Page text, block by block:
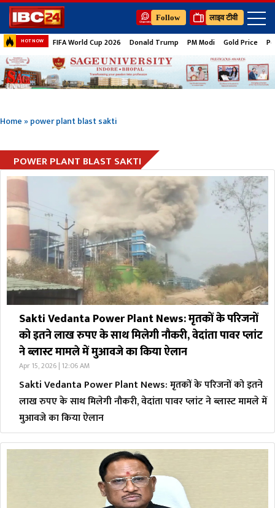
Follow लाइव टीवी
HOT NOW FIFA World Cup 2026 Donald Trump PM Modi Gold Price
Home»power plant blast sakti
POWER PLANT BLAST SAKTI
Sakti Vedanta Power Plant News: मृतकों के परिजनों
को इतने लाख रुपए के साथ मिलेगी नौकरी, वेदांता पावर प्लांट
ने ब्लास्ट मामले में मुआवजे का किया ऐलान
Apr 15, 2026 | 12:06 AM
Sakti Vedanta Power Plant News: मृतकों के परिजनों को इतने
लाख रुपए के साथ मिलेगी नौकरी, वेदांता पावर प्लांट ने ब्लास्ट मामले में
मुआवजे का किया ऐलान